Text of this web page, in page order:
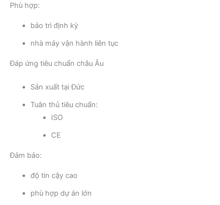
Phù hợp:
bảo trì định kỳ
nhà máy vận hành liên tục
Đáp ứng tiêu chuẩn châu Âu
Sản xuất tại Đức
Tuân thủ tiêu chuẩn:
ISO
CE
Đảm bảo:
độ tin cậy cao
phù hợp dự án lớn